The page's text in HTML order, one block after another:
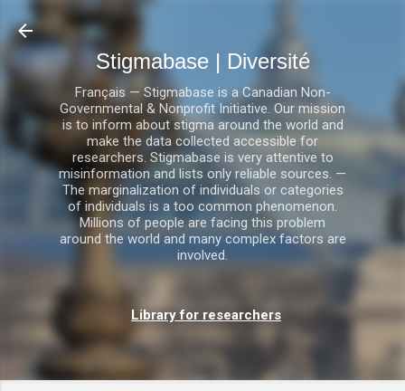
Stigmabase | Diversité
Français — Stigmabase is a Canadian Non-
Governmental & Nonprofit Initiative. Our mission
is to inform about stigma around the world and
make the data collected accessible for
researchers. Stigmabase is very attentive to
misinformation and lists only reliable sources. —
The marginalization of individuals or categories
of individuals is a too common phenomenon.
Millions of people are facing this problem
around the world and many complex factors are
involved.
Library for researchers